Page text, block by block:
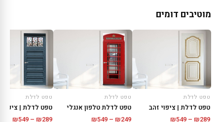
מוטיבים דומים
טפט לדלת
טפט לדלת | ציפוי זהב
₪289
–
₪549
טפט לדלת
טפט לדלת טלפון אנגלי
₪249
–
₪549
טפט לדלת
טפט לדלת |
₪289
–
₪549